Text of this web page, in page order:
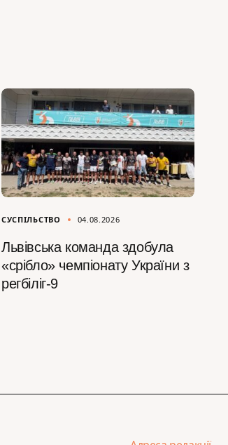
СУСПІЛЬСТВО 04.08.2026
Львівська команда здобула
«срібло» чемпіонату України з
регбіліг-9